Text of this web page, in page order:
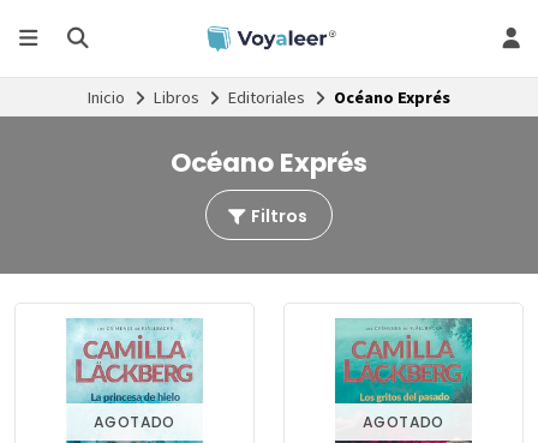
Inicio Libros Editoriales Océano Exprés
Océano Exprés
Filtros
AGOTADO AGOTADO